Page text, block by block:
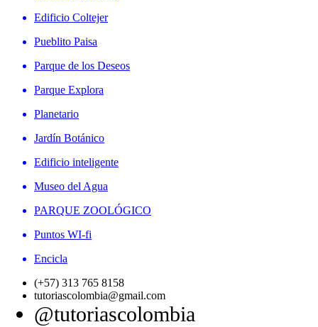
Edificio Coltejer
Pueblito Paisa
Parque de los Deseos
Parque Explora
Planetario
Jardín Botánico
Edificio inteligente
Museo del Agua
PARQUE ZOOLÓGICO
Puntos WI-fi
Encicla
(+57) 313 765 8158
tutoriascolombia@gmail.com
@tutoriascolombia